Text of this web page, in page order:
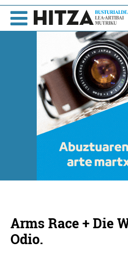
Arms Race + Die
Odio.